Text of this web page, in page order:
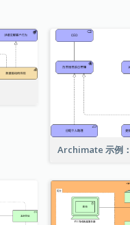
Archimate 示例